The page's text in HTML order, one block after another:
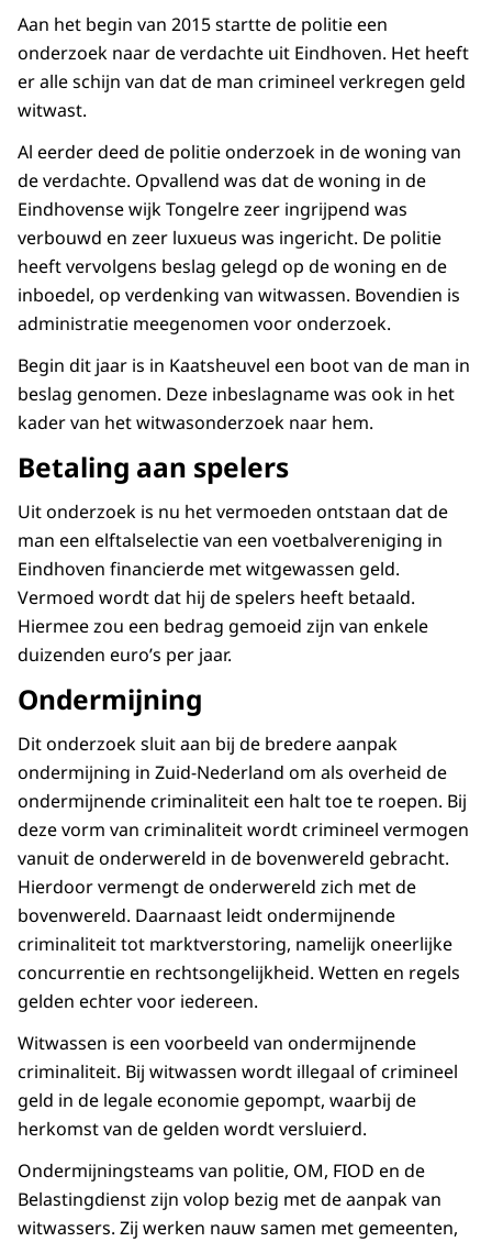
Aan het begin van 2015 startte de politie een
onderzoek naar de verdachte uit Eindhoven. Het heeft
er alle schijn van dat de man crimineel verkregen geld
witwast.
Al eerder deed de politie onderzoek in de woning van
de verdachte. Opvallend was dat de woning in de
Eindhovense wijk Tongelre zeer ingrijpend was
verbouwd en zeer luxueus was ingericht. De politie
heeft vervolgens beslag gelegd op de woning en de
inboedel, op verdenking van witwassen. Bovendien is
administratie meegenomen voor onderzoek.
Begin dit jaar is in Kaatsheuvel een boot van de man in
beslag genomen. Deze inbeslagname was ook in het
kader van het witwasonderzoek naar hem.
Betaling aan spelers
Uit onderzoek is nu het vermoeden ontstaan dat de
man een elftalselectie van een voetbalvereniging in
Eindhoven financierde met witgewassen geld.
Vermoed wordt dat hij de spelers heeft betaald.
Hiermee zou een bedrag gemoeid zijn van enkele
duizenden euro’s per jaar.
Ondermijning
Dit onderzoek sluit aan bij de bredere aanpak
ondermijning in Zuid-Nederland om als overheid de
ondermijnende criminaliteit een halt toe te roepen. Bij
deze vorm van criminaliteit wordt crimineel vermogen
vanuit de onderwereld in de bovenwereld gebracht.
Hierdoor vermengt de onderwereld zich met de
bovenwereld. Daarnaast leidt ondermijnende
criminaliteit tot marktverstoring, namelijk oneerlijke
concurrentie en rechtsongelijkheid. Wetten en regels
gelden echter voor iedereen.
Witwassen is een voorbeeld van ondermijnende
criminaliteit. Bij witwassen wordt illegaal of crimineel
geld in de legale economie gepompt, waarbij de
herkomst van de gelden wordt versluierd.
Ondermijningsteams van politie, OM, FIOD en de
Belastingdienst zijn volop bezig met de aanpak van
witwassers. Zij werken nauw samen met gemeenten,